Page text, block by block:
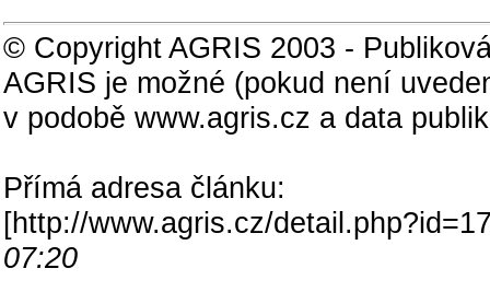
© Copyright AGRIS 2003 -
AGRIS je možné (pokud není
v podobě www.agris.cz a data
Přímá adresa článku:
[http://www.agris.cz/
07:20